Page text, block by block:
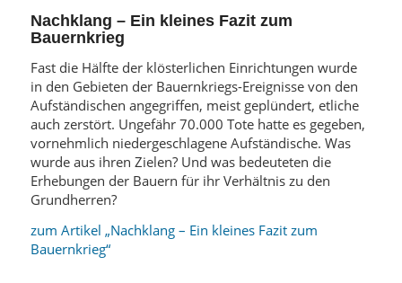
Nachklang – Ein kleines Fazit zum
Bauernkrieg
Fast die Hälfte der klösterlichen Einrichtungen wurde
in den Gebieten der Bauernkriegs-Ereignisse von den
Aufständischen angegriffen, meist geplündert, etliche
auch zerstört. Ungefähr 70.000 Tote hatte es gegeben,
vornehmlich niedergeschlagene Aufständische. Was
wurde aus ihren Zielen? Und was bedeuteten die
Erhebungen der Bauern für ihr Verhältnis zu den
Grundherren?
zum Artikel „Nachklang – Ein kleines Fazit zum
Bauernkrieg“